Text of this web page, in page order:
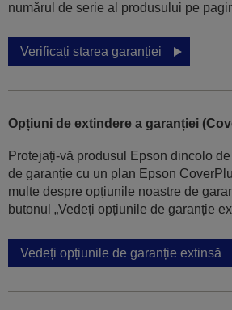
numărul de serie al produsului pe
Verificați starea garanției
Opțiuni de extindere a garanției
Protejați-vă produsul Epson dincolo
de garanție cu un plan Epson
multe despre opțiunile noastre de
butonul „Vedeți opțiunile de garanție
Vedeți opțiunile de garanție extinsă